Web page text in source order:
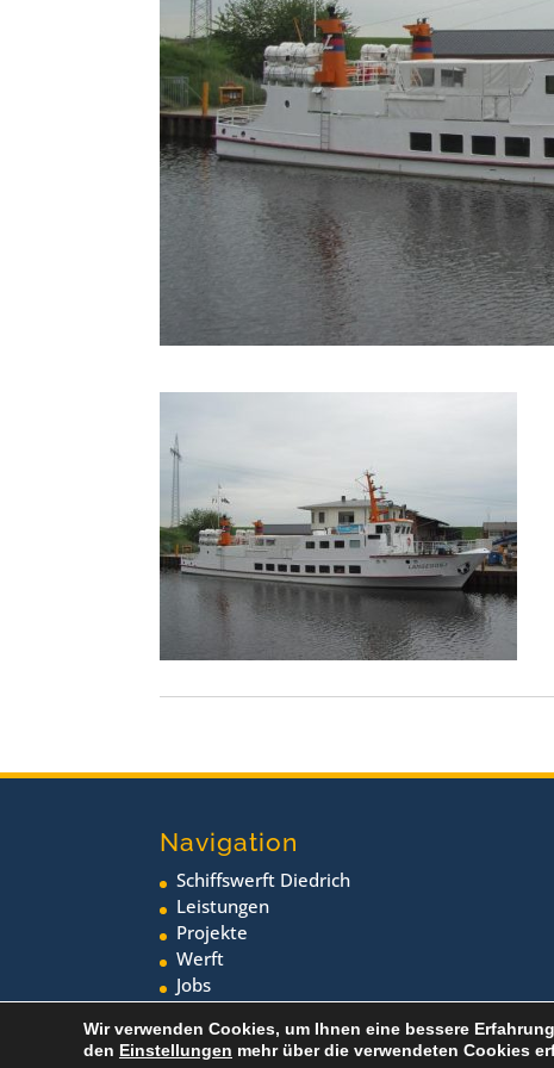
Navigation
Schiffswerft Diedrich
Leistungen
Projekte
Werft
Jobs
Neuigkeiten
Wir verwenden Cookies, um Ihnen eine bessere
den Einstellungen mehr über die verwendeten Cookies